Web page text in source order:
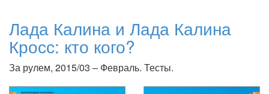
Лада Калина и Лада Калина
Кросс: кто кого?
За рулем, 2015/03 – Февраль. Тесты.